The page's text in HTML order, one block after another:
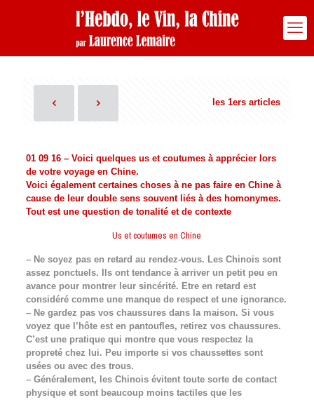
les 1ers articles
01 09 16 – Voici quelques us et coutumes à apprécier lors
de votre voyage en Chine.
Voici également certaines choses à ne pas faire en Chine à
cause de leur double sens souvent liés à des homonymes.
Tout est une question de tonalité et de contexte
Us et coutumes en Chine
– Ne soyez pas en retard au rendez-vous. Les Chinois sont
assez ponctuels. Ils ont tendance à arriver un petit peu en
avance pour montrer leur sincérité. Etre en retard est
considéré comme une manque de respect et une ignorance.
– Ne gardez pas vos chaussures dans la maison. Si vous
voyez que l’hôte est en pantoufles, retirez vos chaussures.
C’est une pratique qui montre que vous respectez la
propreté chez lui. Peu importe si vos chaussettes sont
usées ou avec des trous.
– Généralement, les Chinois évitent toute sorte de contact
physique et sont beaucoup moins tactiles que les